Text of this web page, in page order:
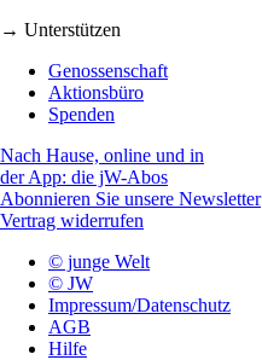
→ Unterstützen
Genossenschaft
Aktionsbüro
Spenden
Nach Hause, online und in
der App: die jW-Abos
Abonnieren Sie unsere Newsletter
Vertrag widerrufen
© junge Welt
© JW
Impressum/Datenschutz
AGB
Hilfe